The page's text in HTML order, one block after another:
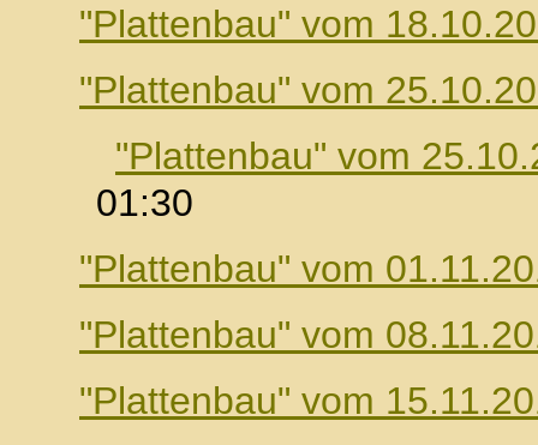
"Plattenbau" vom
"Plattenbau" vom
"Plattenbau" vom
01:30
"Plattenbau" vom
"Plattenbau" vom
"Plattenbau" vom